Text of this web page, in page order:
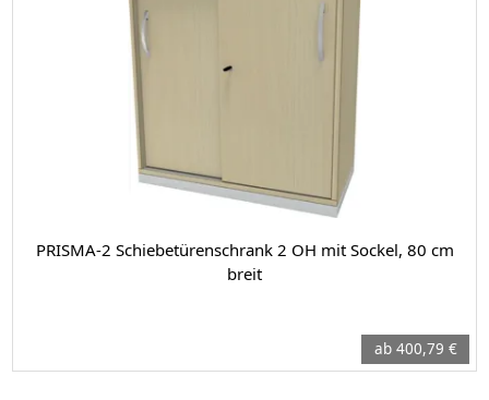
PRISMA-2 Schiebetürenschrank 2 OH mit Sockel, 80 cm
breit
ab 400,79 €